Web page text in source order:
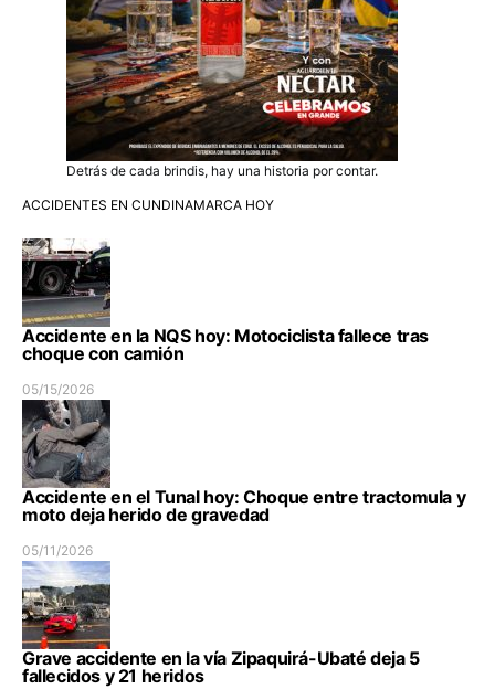
Detrás de cada brindis, hay una historia por contar.
ACCIDENTES EN CUNDINAMARCA HOY
Accidente en la NQS hoy: Motociclista fallece tras
choque con camión
05/15/2026
Accidente en el Tunal hoy: Choque entre tractomula y
moto deja herido de gravedad
05/11/2026
Grave accidente en la vía Zipaquirá-Ubaté deja 5
fallecidos y 21 heridos